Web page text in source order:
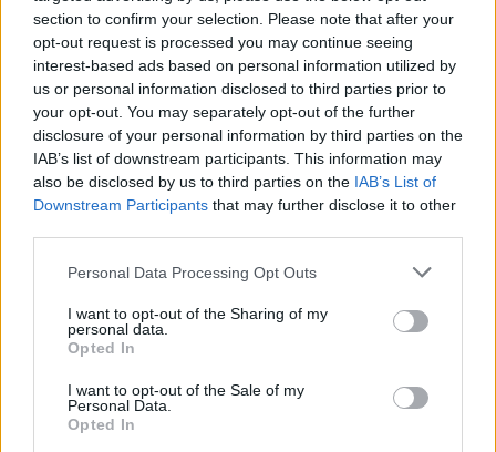
section to confirm your selection. Please note that after your
opt-out request is processed you may continue seeing
interest-based ads based on personal information utilized by
us or personal information disclosed to third parties prior to
your opt-out. You may separately opt-out of the further
disclosure of your personal information by third parties on the
IAB’s list of downstream participants. This information may
also be disclosed by us to third parties on the IAB’s List of
Downstream Participants that may further disclose it to other
Please note that this website/app uses one or more Google
not limited to your visit or usage behaviour. You may click to
grant or deny consent to Google and its third-party tags to
use your data for below specified purposes in below Google
consent section.
Personal Data Processing Opt Outs
I want to opt-out of the Sharing of my
personal data.
Opted In
I want to opt-out of the Sale of my
Personal Data.
Opted In
punkty · zwycięstwo porażka
LKS Hucina - strzelcy bramek
LP. PIŁKARZ BRAMKI
Brak statystyk
Plan sparingów
LKS-u Hucina (lato
Zawodnicy LKS-u Hucina poznali plan meczów kontrolnych,